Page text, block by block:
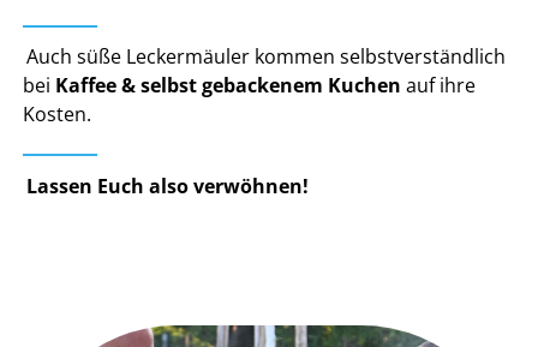
Auch süße Leckermäuler kommen selbstverständlich
bei Kaffee & selbst gebackenem Kuchen auf ihre
Kosten.
Lassen Euch also verwöhnen!